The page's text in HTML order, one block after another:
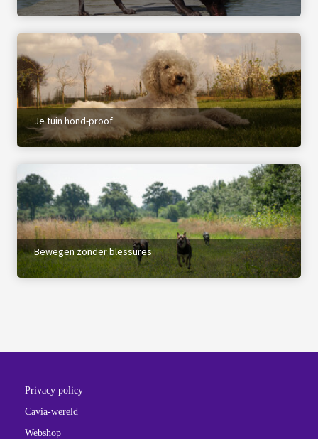
Je tuin hond-proof
Bewegen zonder blessures
Privacy policy
Cavia-wereld
Webshop